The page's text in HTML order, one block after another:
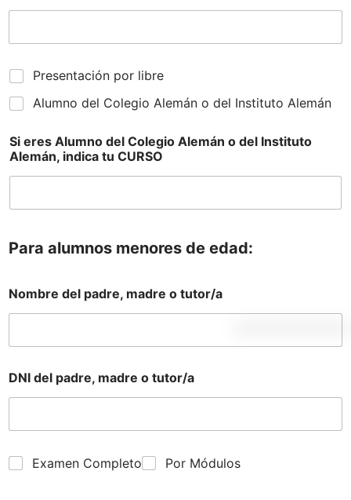
Presentación por libre
Alumno del Colegio Alemán o del Instituto Alemán
Si eres Alumno del Colegio Alemán o del Instituto
Alemán, indica tu CURSO
Para alumnos menores de edad:
Nombre del padre, madre o tutor/a
DNI del padre, madre o tutor/a
Examen Completo Por Módulos